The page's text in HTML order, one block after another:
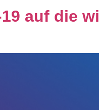
auf die